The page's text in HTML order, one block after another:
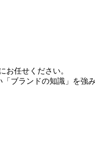
お任せください。
ブランドの知識」を強